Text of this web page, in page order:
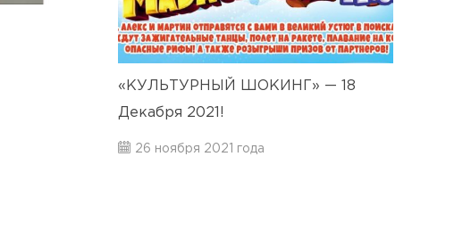
«КУЛЬТУРНЫЙ ШОКИНГ» — 18
Декабря 2021!
26 ноября 2021 года